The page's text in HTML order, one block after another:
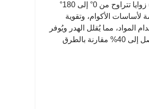
بدقة متناهية. تُحقق آلية الانحناء المُدارة بواسطة الحاسب الآلي (CNC) زوايا تتراوح من 0° إلى 180°
لأساسات الأكوام، وتقوية
مما يُقلل الهدر ويُوفر
ويعمل على تعزيز سرعة الإنتاج بنسبة تصل إلى 40% مقارنة بالطرق